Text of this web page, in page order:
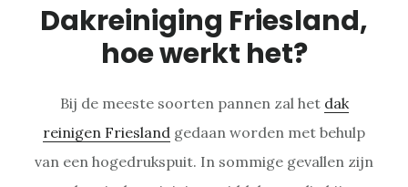
Dakreiniging Friesland,
hoe werkt het?
Bij de meeste soorten pannen zal het dak
reinigen Friesland gedaan worden met behulp
van een hogedrukspuit. In sommige gevallen zijn